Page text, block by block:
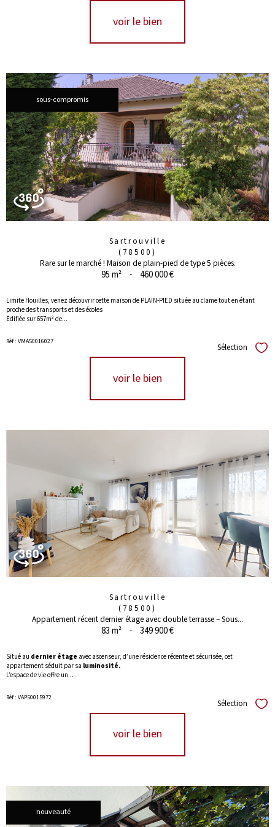
voir le bien
sous-compromis
Sartrouville
(78500)
Rare sur le marché ! Maison de plain-pied de type 5 pièces.
95 m² - 460 000 €
Limite Houilles, venez découvrir cette maison de PLAIN-PIED située au clame tout en étant
proche des transports et des écoles
Edifiée sur 657m² de...
Réf : VMA50016027 Sélection
voir le bien
Sartrouville
(78500)
Appartement récent dernier étage avec double terrasse – Sous...
83 m² - 349 900 €
Situé au dernier étage avec ascenseur, d’une résidence récente et sécurisée, cet
appartement séduit par sa luminosité.
L’espace de vie offre un...
Réf : VAP50015972 Sélection
voir le bien
nouveauté